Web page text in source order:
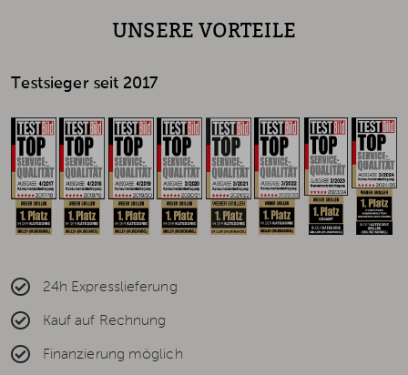
UNSERE VORTEILE
Testsieger seit 2017
24h Expresslieferung
Kauf auf Rechnung
Finanzierung möglich